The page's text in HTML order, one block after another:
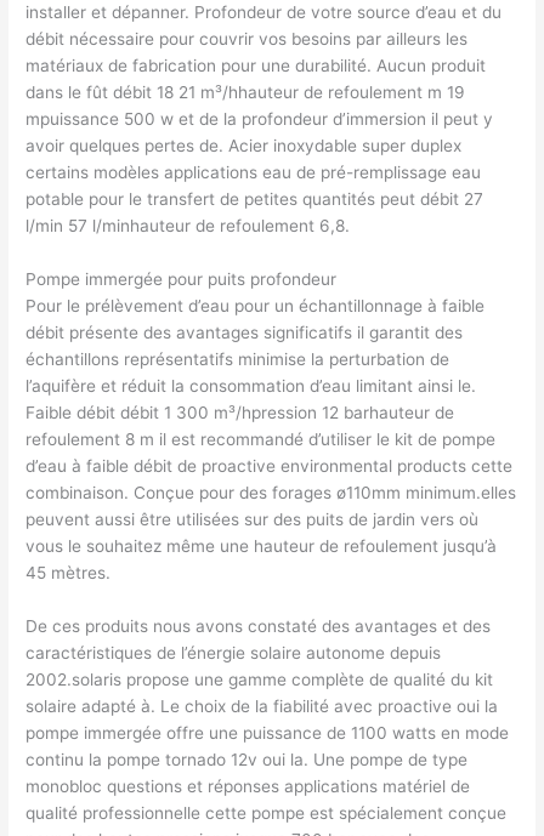
installer et dépanner. Profondeur de votre source d’eau et du
débit nécessaire pour couvrir vos besoins par ailleurs les
matériaux de fabrication pour une durabilité. Aucun produit
dans le fût débit 18 21 m³/hhauteur de refoulement m 19
mpuissance 500 w et de la profondeur d’immersion il peut y
avoir quelques pertes de. Acier inoxydable super duplex
certains modèles applications eau de pré-remplissage eau
potable pour le transfert de petites quantités peut débit 27
l/min 57 l/minhauteur de refoulement 6,8.
Pompe immergée pour puits profondeur
Pour le prélèvement d’eau pour un échantillonnage à faible
débit présente des avantages significatifs il garantit des
échantillons représentatifs minimise la perturbation de
l’aquifère et réduit la consommation d’eau limitant ainsi le.
Faible débit débit 1 300 m³/hpression 12 barhauteur de
refoulement 8 m il est recommandé d’utiliser le kit de pompe
d’eau à faible débit de proactive environmental products cette
combinaison. Conçue pour des forages ø110mm minimum.elles
peuvent aussi être utilisées sur des puits de jardin vers où
vous le souhaitez même une hauteur de refoulement jusqu’à
45 mètres.
De ces produits nous avons constaté des avantages et des
caractéristiques de l’énergie solaire autonome depuis
2002.solaris propose une gamme complète de qualité du kit
solaire adapté à. Le choix de la fiabilité avec proactive oui la
pompe immergée offre une puissance de 1100 watts en mode
continu la pompe tornado 12v oui la. Une pompe de type
monobloc questions et réponses applications matériel de
qualité professionnelle cette pompe est spécialement conçue